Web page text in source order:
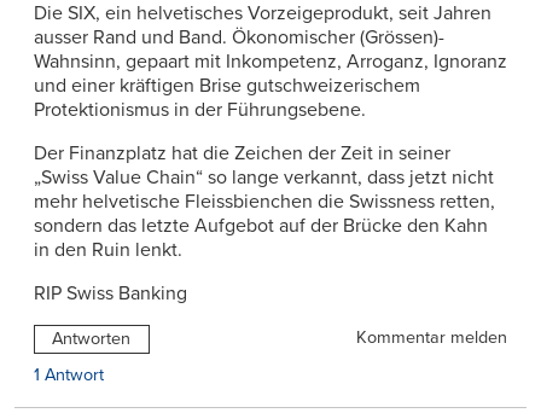
Die SIX, ein helvetisches Vorzeigeprodukt, seit Jahren
ausser Rand und Band. Ökonomischer (Grössen)-
Wahnsinn, gepaart mit Inkompetenz, Arroganz, Ignoranz
und einer kräftigen Brise gutschweizerischem
Protektionismus in der Führungsebene.
Der Finanzplatz hat die Zeichen der Zeit in seiner
„Swiss Value Chain“ so lange verkannt, dass jetzt nicht
mehr helvetische Fleissbienchen die Swissness retten,
sondern das letzte Aufgebot auf der Brücke den Kahn
in den Ruin lenkt.
RIP Swiss Banking
Antworten
Kommentar melden
1 Antwort